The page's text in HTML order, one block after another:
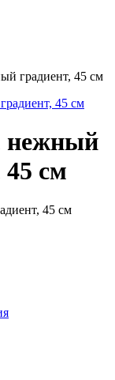
градиент, 45 см
нежный
см
45 см